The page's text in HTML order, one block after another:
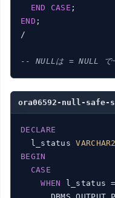
END
CASE
END ;
/
-- NULLは = NULL で一
ora06592-null-safe-
DECLARE
  l_status
VARCHAR2
BEGIN
CASE
WHEN l_status